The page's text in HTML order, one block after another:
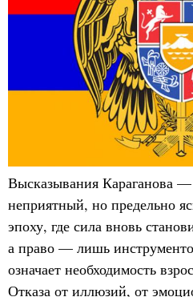
Высказывания Караганова
неприятный, но предельно
эпоху, где сила вновь
а право — лишь
означает необходимость
Отказа от иллюзий, от